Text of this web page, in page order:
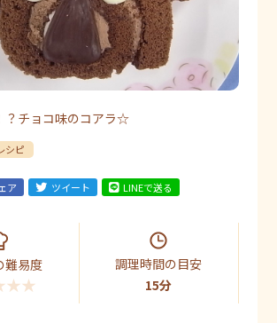
？チョコ味のコアラ☆
シピ
ア ツイート LINEで送る
難易度
調理時間の目安
15分